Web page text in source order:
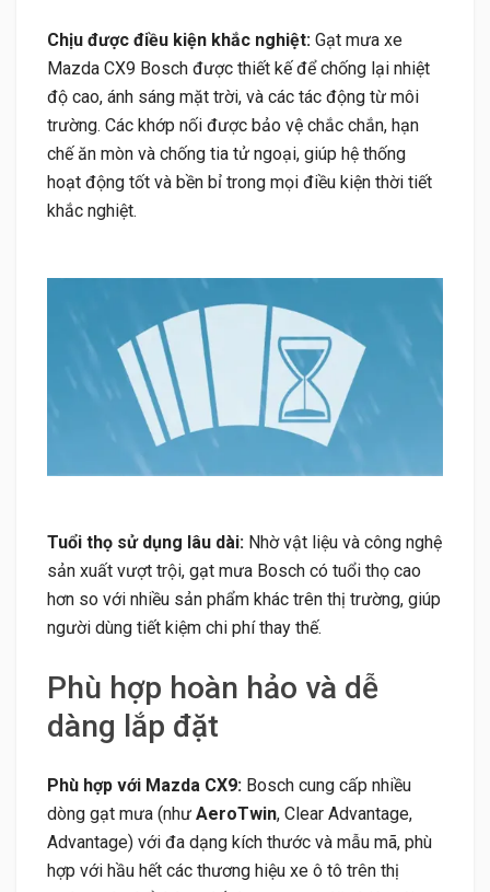
Chịu được điều kiện khắc nghiệt: Gạt mưa xe
Mazda CX9 Bosch được thiết kế để chống lại nhiệt
độ cao, ánh sáng mặt trời, và các tác động từ môi
trường. Các khớp nối được bảo vệ chắc chắn, hạn
chế ăn mòn và chống tia tử ngoại, giúp hệ thống
hoạt động tốt và bền bỉ trong mọi điều kiện thời tiết
khắc nghiệt.
Tuổi thọ sử dụng lâu dài: Nhờ vật liệu và công nghệ
sản xuất vượt trội, gạt mưa Bosch có tuổi thọ cao
hơn so với nhiều sản phẩm khác trên thị trường, giúp
người dùng tiết kiệm chi phí thay thế.
Phù hợp hoàn hảo và dễ
dàng lắp đặt
Phù hợp với Mazda CX9: Bosch cung cấp nhiều
dòng gạt mưa (như AeroTwin, Clear Advantage,
Advantage) với đa dạng kích thước và mẫu mã, phù
hợp với hầu hết các thương hiệu xe ô tô trên thị